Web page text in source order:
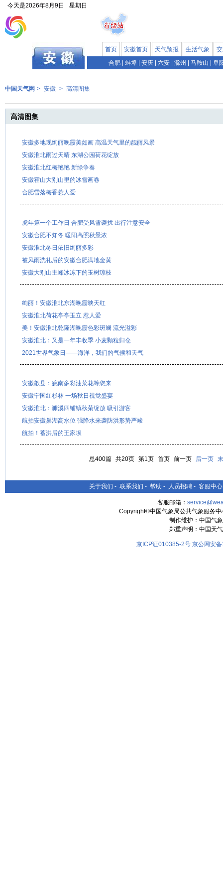
今天是2026年8月9日 星期日
首页 安徽首页 天气预报 生活气象
合肥
蚌埠 安庆 六安 滁州 马鞍山 阜
中国天气网 > 安徽 > 高清图集
高清图集
安徽多地现绚丽晚霞美如画 高温天气里的靓丽风景
安徽淮北雨过天晴 东湖公园荷花绽放
安徽淮北红梅艳艳 新绿争春
安徽霍山大别山里的冰雪画卷
合肥雪落梅香惹人爱
虎年第一个工作日 合肥受风雪袭扰 出行注意安全
安徽合肥不知冬 暖阳高照秋景浓
安徽淮北冬日依旧绚丽多彩
被风雨洗礼后的安徽合肥满地金黄
安徽大别山主峰冰冻下的玉树琼枝
绚丽！安徽淮北东湖晚霞映天红
安徽淮北荷花亭亭玉立 惹人爱
美！安徽淮北乾隆湖晚霞色彩斑斓 流光溢彩
安徽淮北：又是一年丰收季 小麦颗粒归仓
2021世界气象日——海洋，我们的气候和天气
安徽歙县：皖南多彩油菜花等您来
安徽宁国红杉林 一场秋日视觉盛宴
安徽淮北：濉溪四铺镇秋菊绽放 吸引游客
航拍安徽巢湖高水位 强降水来袭防洪形势严峻
航拍！蓄洪后的王家坝
总400篇 共20页 第1页 首页 前一页 后一页
关于我们 - 联系我们 - 帮助 - 人员招聘 - 客服中心
客服邮箱：
Copyright©中国气象局公共气象服务
制作维护：中国气
郑重声明：中国天
京ICP证010385-2号 京公网安